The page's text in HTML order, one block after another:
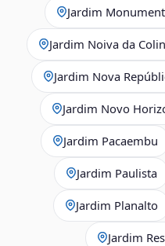
Jardim
Jardim Noiva da
Jardim Nova
Jardim Novo
Jardim Pacaembu
Jardim Paulista
Jardim Planalto
Jardim